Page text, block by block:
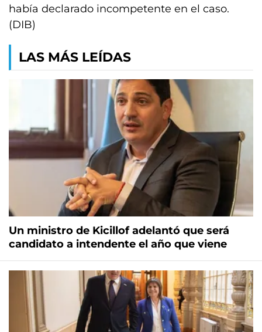
había declarado incompetente en el caso.
(DIB)
LAS MÁS LEÍDAS
Un ministro de Kicillof adelantó que será
candidato a intendente el año que viene